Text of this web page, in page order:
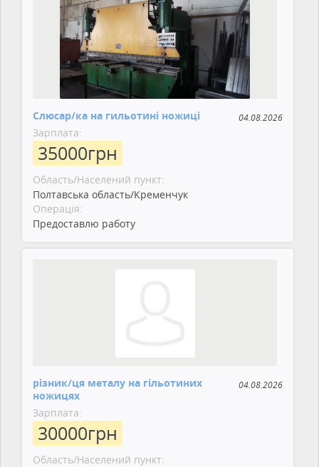
Слюсар/ка на гильотині ножиці 04.08.2026
Зарплата:
35000грн
Область/Населений пункт:
Полтавська область/Кременчук
Операція:
Предоставлю работу
різник/ця металу на гільотиних
ножицях
04.08.2026
Зарплата:
30000грн
Область/Населений пункт: